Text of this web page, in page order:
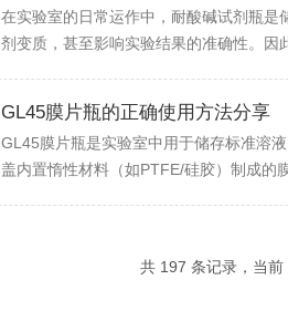
在实验室的日常运作中，耐酸碱试剂瓶
剂变质，甚至影响实验结果的准确性。
GL45膜片瓶的正确使用方法分享
GL45膜片瓶是实验室中用于储存标准溶
盖内置惰性材料（如PTFE/硅胶）制成的
共 197 条记录，当